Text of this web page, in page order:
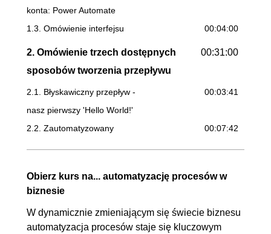
konta: Power Automate
1.3. Omówienie interfejsu 00:04:00
2. Omówienie trzech dostępnych
sposobów tworzenia przepływu
00:31:00
2.1. Błyskawiczny przepływ -
nasz pierwszy 'Hello World!'
00:03:41
2.2. Zautomatyzowany
00:07:42
2.3. Zaplanowany przepływ -
00:19:37
3. Projekt: Rejestracja na warsztaty 00:18:27
Obierz kurs na... automatyzację procesów w
biznesie
W dynamicznie zmieniającym się świecie biznesu
automatyzacja procesów staje się kluczowym